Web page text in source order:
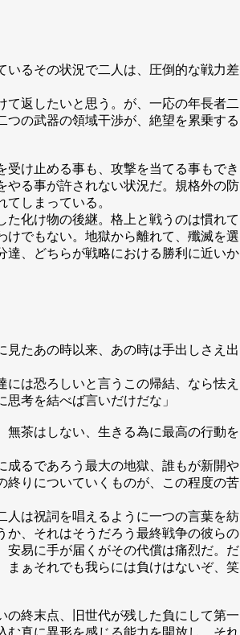
るその状況で二人は、圧倒的な戦力差
返したいと思う。が、一応の年長者二
つの武器の領域干渉が、絶望を累乗する
け止める事も、攻撃を当てる事もでき
やる事が許されない状況だ。規格外の防
しまっている。
化け物の後継。格上と戦うのは慣れて
けでもない。地獄から離れて、殲滅を選
達、どちらが戦略における勝利に近いか
見たあの時以来、あの時は手出しさえ出
には恐ろしいと言うこの帰結、なら怯え
考を結べば言いだけだな」
茶はしない、生きる為に最高の行動を
るであろう最大の地獄、誰もが新開や
終りについていくものが、この程度の苦
は祝詞を唱えるように一つの言葉を紡
か、それはそうだろう最終戦争の彼らの
安易に手が届くがその代償は痛烈だ。だ
まぁそれでも我らには負けはないぞ、笑
終末点、旧世代が残した負にして第一
む真に異形を感じる能力を開放し、それ